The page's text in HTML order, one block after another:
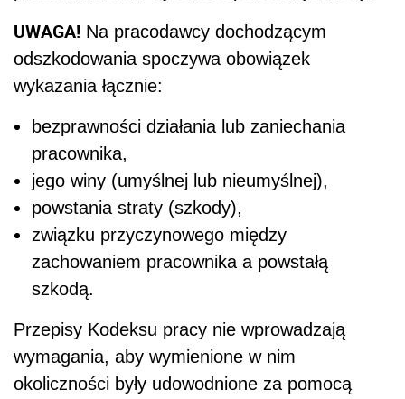
UWAGA! Na pracodawcy dochodzącym
odszkodowania spoczywa obowiązek
wykazania łącznie:
bezprawności działania lub zaniechania
pracownika,
jego winy (umyślnej lub nieumyślnej),
powstania straty (szkody),
związku przyczynowego między
zachowaniem pracownika a powstałą
szkodą.
Przepisy Kodeksu pracy nie wprowadzają
wymagania, aby wymienione w nim
okoliczności były udowodnione za pomocą